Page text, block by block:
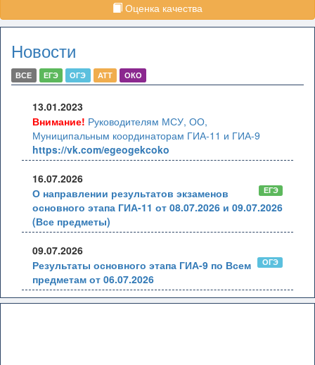
Оценка качества
Новости
ВСЕ ЕГЭ ОГЭ АТТ ОКО
13.01.2023
Внимание! Руководителям МСУ, ОО,
Муниципальным координаторам ГИА-11 и ГИА-9
https://vk.com/egeogekcoko
16.07.2026
ЕГЭ
О направлении результатов экзаменов
основного этапа ГИА-11 от 08.07.2026 и 09.07.2026
(Все предметы)
09.07.2026
ОГЭ
Результаты основного этапа ГИА-9 по Всем
предметам от 06.07.2026